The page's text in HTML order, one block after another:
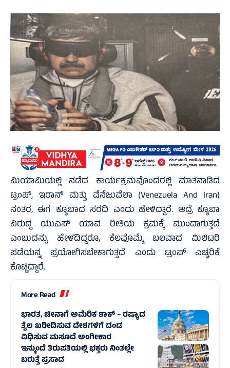
ಮಿಯಾಮಿಯಲ್ಲಿ ನಡೆದ ಕಾರ್ಯಕ್ರಮವೊಂದರಲ್ಲಿ ಮಾತನಾಡಿದ
ಟ್ರಂಪ್‌, ಇರಾನ್ ಮತ್ತು ವೆನೆಜುವೆಲಾ (Venezuela And Iran)
ನಂತರ, ಈಗ ಕ್ಯೂಬಾದ ಸರದಿ ಎಂದು ಹೇಳಿದ್ದಾರೆ. ಆದ್ರೆ ಕ್ಯೂಬಾ
ವಿರುದ್ಧ ಯುಎಸ್‌ ಯಾವ ರೀತಿಯ ಕ್ರಮಕ್ಕೆ ಮುಂದಾಗುತ್ತದೆ
ಎಂಬುದನ್ನು ಹೇಳದಿದ್ದರೂ, ಕೆಲವೊಮ್ಮೆ ಬಲವಾದ ಮಿಲಿಟರಿ
ಪಡೆಯನ್ನ ಪ್ರಯೋಗಿಸಬೇಕಾಗುತ್ತದೆ ಎಂದು ಟ್ರಂಪ್‌ ಎಚ್ಚರಿಕೆ
ಕೊಟ್ಟಿದ್ದಾರೆ.
More Read
ಭಾರತ, ಚೀನಾಗೆ ಅಮೆರಿಕ ಶಾಕ್‌ – ರಷ್ಯಾದ
ತೈಲ ಖರೀದಿಸುವ ದೇಶಗಳಿಗೆ ದಂಡ
ವಿಧಿಸುವ ಮಸೂದೆ ಅಂಗೀಕಾರ
ಇನ್ಮುಂದೆ ತಿರುಪತಿಯಲ್ಲಿ ಭಕ್ತರು ನಿಂತಲ್ಲೇ
ಬರುತ್ತೆ ಪ್ರಸಾದ